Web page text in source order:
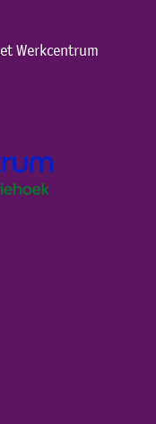
Werkcentrum